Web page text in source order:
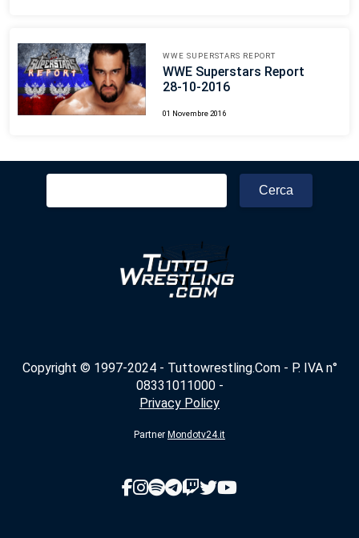
WWE SUPERSTARS REPORT
WWE Superstars Report
28-10-2016
01 Novembre 2016
Copyright © 1997-2024 - Tuttowrestling.Com - P. IVA n°
08331011000 -
Privacy Policy
Partner Mondotv24.it